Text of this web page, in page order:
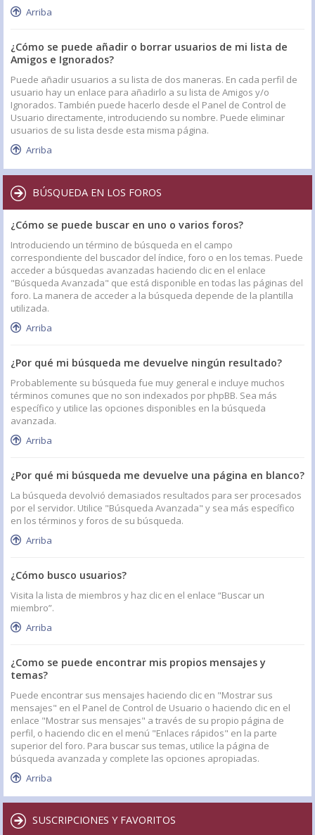
Arriba
¿Cómo se puede añadir o borrar usuarios de mi lista de
Amigos e Ignorados?
Puede añadir usuarios a su lista de dos maneras. En cada perfil de
usuario hay un enlace para añadirlo a su lista de Amigos y/o
Ignorados. También puede hacerlo desde el Panel de Control de
Usuario directamente, introduciendo su nombre. Puede eliminar
usuarios de su lista desde esta misma página.
Arriba
BÚSQUEDA EN LOS FOROS
¿Cómo se puede buscar en uno o varios foros?
Introduciendo un término de búsqueda en el campo
correspondiente del buscador del índice, foro o en los temas. Puede
acceder a búsquedas avanzadas haciendo clic en el enlace
"Búsqueda Avanzada" que está disponible en todas las páginas del
foro. La manera de acceder a la búsqueda depende de la plantilla
utilizada.
Arriba
¿Por qué mi búsqueda me devuelve ningún resultado?
Probablemente su búsqueda fue muy general e incluye muchos
términos comunes que no son indexados por phpBB. Sea más
específico y utilice las opciones disponibles en la búsqueda
avanzada.
Arriba
¿Por qué mi búsqueda me devuelve una página en blanco?
La búsqueda devolvió demasiados resultados para ser procesados
por el servidor. Utilice "Búsqueda Avanzada" y sea más específico
en los términos y foros de su búsqueda.
Arriba
¿Cómo busco usuarios?
Visita la lista de miembros y haz clic en el enlace “Buscar un
miembro”.
Arriba
¿Como se puede encontrar mis propios mensajes y
temas?
Puede encontrar sus mensajes haciendo clic en "Mostrar sus
mensajes" en el Panel de Control de Usuario o haciendo clic en el
enlace "Mostrar sus mensajes" a través de su propio página de
perfil, o haciendo clic en el menú "Enlaces rápidos" en la parte
superior del foro. Para buscar sus temas, utilice la página de
búsqueda avanzada y complete las opciones apropiadas.
Arriba
SUSCRIPCIONES Y FAVORITOS